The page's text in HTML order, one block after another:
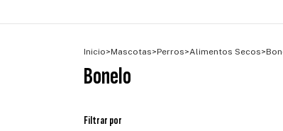
Inicio>Mascotas>Perros>Alimentos Secos>
Bonelo
Filtrar por